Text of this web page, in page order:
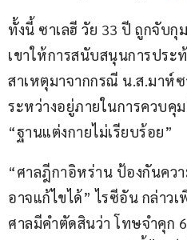
ทั้งนี้ ซาเลฮี วัย 33 ปี ถูกจับกุ
เขาให้การสนับสนุนการประ
สาเหตุมาจากกรณี น.ส.มาห์
ระหว่างอยู่ภายในการควบคุ
“ฐานแต่งกายไม่เรียบร้อย”
“ศาลฎีกาอิหร่าน ป้องกันคว
อาจแก้ไขได้” ไรซีอัน กล่าว
ศาลมีคำตัดสินว่า โทษจำคุก